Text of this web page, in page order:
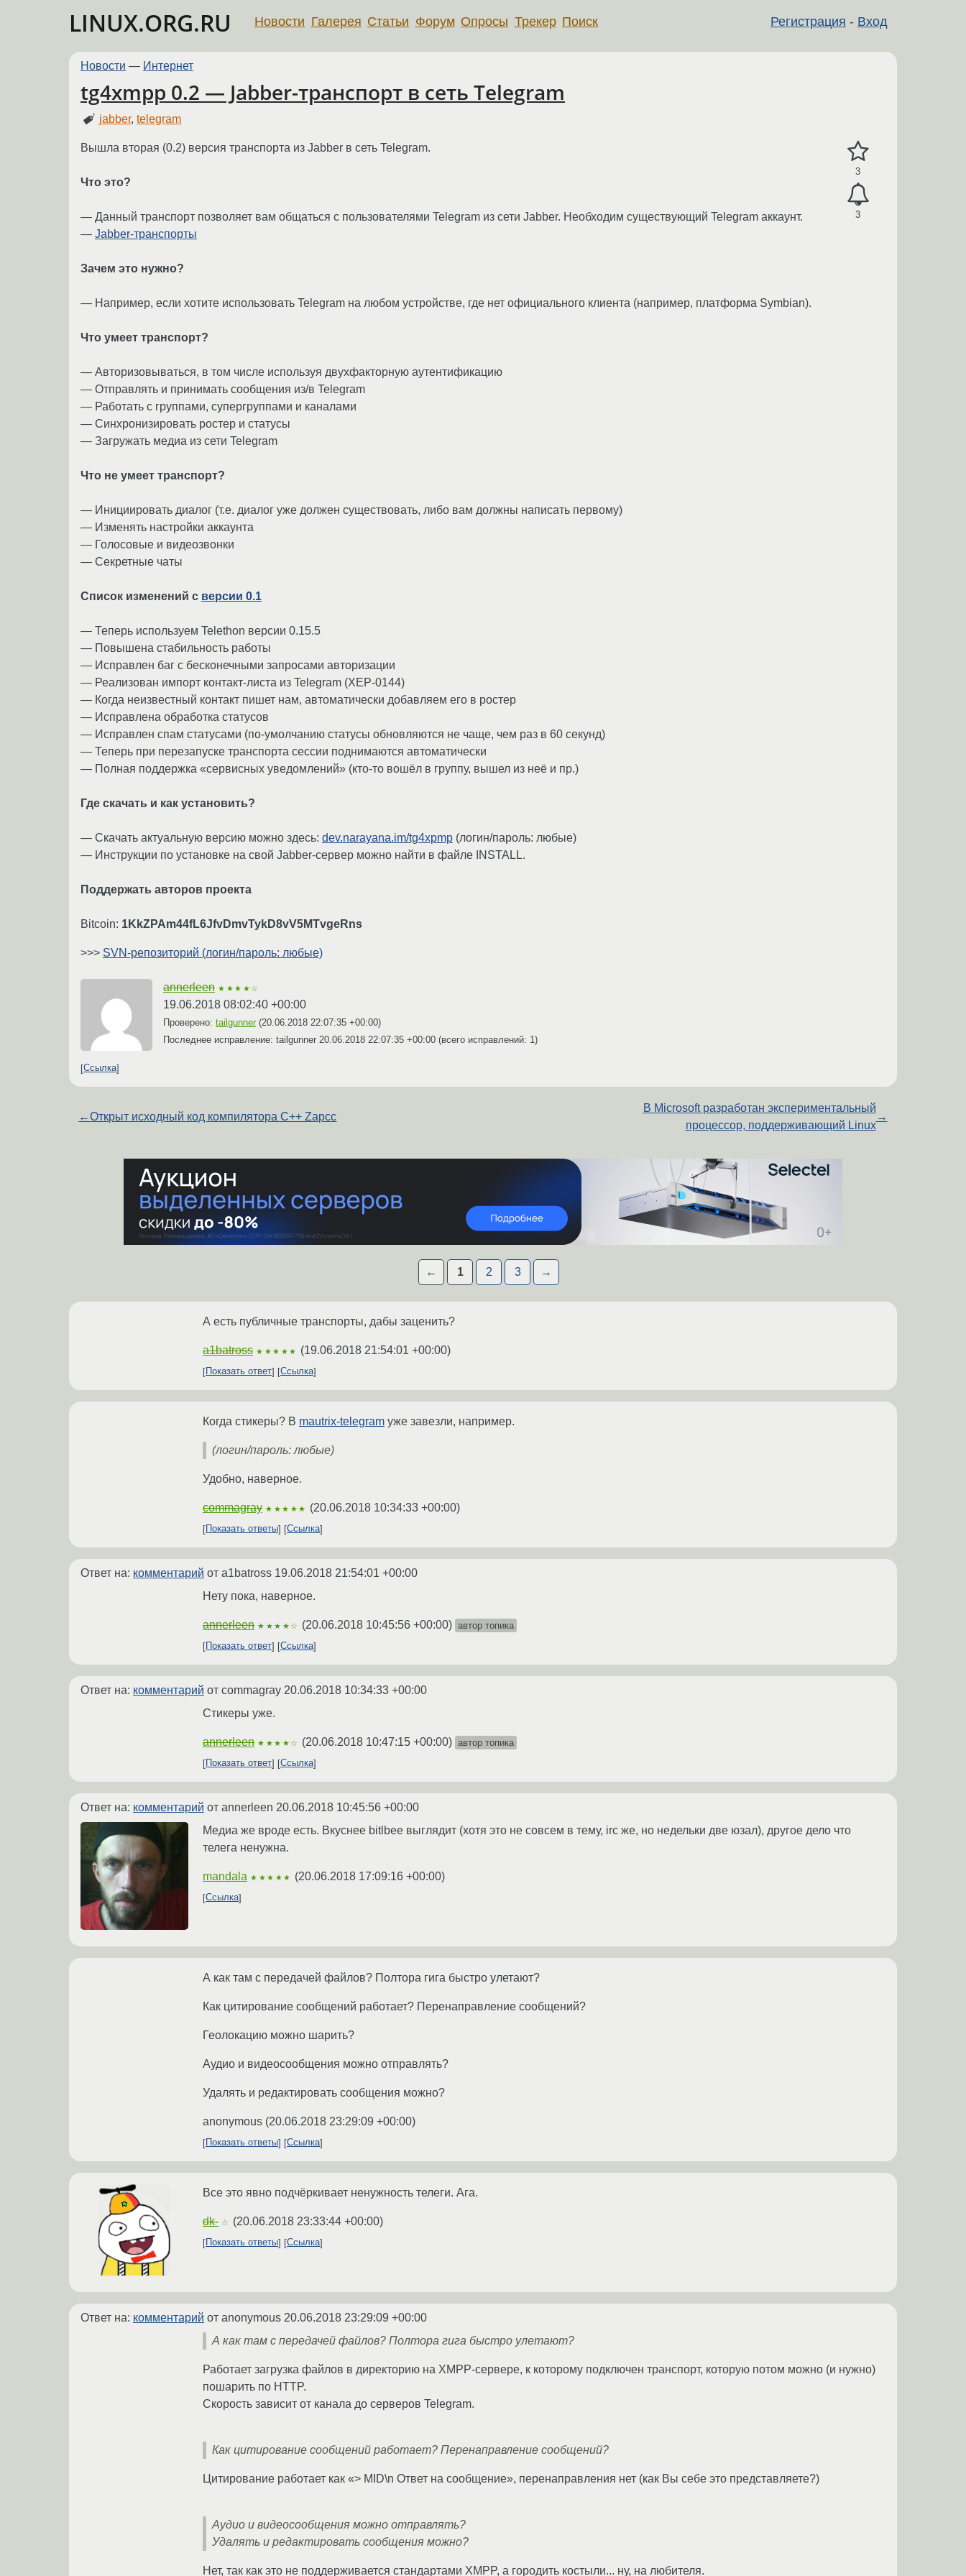
LINUX.ORG.RU Регистрация - Вход
Новости Галерея Статьи Форум Опросы Трекер Поиск
Новости — Интернет
tg4xmpp 0.2 — Jabber-транспорт в сеть Telegram
jabber,telegram
3
3
Вышла вторая (0.2) версия транспорта из Jabber в сеть Telegram.
Что это?
— Данный транспорт позволяет вам общаться с пользователями Telegram из сети Jabber. Необходим существующий Telegram аккаунт.
— Jabber-транспорты
Зачем это нужно?
— Например, если хотите использовать Telegram на любом устройстве, где нет официального клиента (например, платформа Symbian).
Что умеет транспорт?
­— Авторизовываться, в том числе используя двухфакторную аутентификацию
— Отправлять и принимать сообщения из/в Telegram
— Работать с группами, супергруппами и каналами
— Синхронизировать ростер и статусы
— Загружать медиа из сети Telegram
Что не умеет транспорт?
— Инициировать диалог (т.е. диалог уже должен существовать, либо вам должны написать первому)
— Изменять настройки аккаунта
— Голосовые и видеозвонки
— Секретные чаты
Список изменений с версии 0.1
— Теперь используем Telethon версии 0.15.5
— Повышена стабильность работы
­— Исправлен баг с бесконечными запросами авторизации
— Реализован импорт контакт-листа из Telegram (XEP-0144)
— Когда неизвестный контакт пишет нам, автоматически добавляем его в ростер
— Исправлена обработка статусов
— Исправлен спам статусами (по-умолчанию статусы обновляются не чаще, чем раз в 60 секунд)
— Теперь при перезапуске транспорта сессии поднимаются автоматически
— Полная поддержка «сервисных уведомлений» (кто-то вошёл в группу, вышел из неё и пр.)
Где скачать и как установить?
— Скачать актуальную версию можно здесь: dev.narayana.im/tg4xpmp (логин/пароль: любые)
— Инструкции по установке на свой Jabber-сервер можно найти в файле INSTALL.
Поддержать авторов проекта
Bitcoin: 1KkZPAm44fL6JfvDmvTykD8vV5MTvgeRns
>>> SVN-репозиторий (логин/пароль: любые)
annerleen ★★★★☆
19.06.2018 08:02:40 +00:00
Проверено: tailgunner(20.06.2018 22:07:35 +00:00)
Последнее исправление: tailgunner 20.06.2018 22:07:35 +00:00 (всего исправлений: 1)
Ссылка
←Открыт исходный код компилятора C++ Zapcc
В Microsoft разработан экспериментальный
процессор, поддерживающий Linux
→
← 1 2 3 →
А есть публичные транспорты, дабы заценить?
a1batross ★★★★★ (19.06.2018 21:54:01 +00:00)
Показать ответ Ссылка
Когда стикеры? В mautrix-telegram уже завезли, например.
(логин/пароль: любые)
Удобно, наверное.
commagray ★★★★★ (20.06.2018 10:34:33 +00:00)
Показать ответы Ссылка
Ответ на: комментарий от a1batross 19.06.2018 21:54:01 +00:00
Нету пока, наверное.
annerleen ★★★★☆ (20.06.2018 10:45:56 +00:00) автор топика
Показать ответ
Ссылка
Ответ на: комментарий от commagray 20.06.2018 10:34:33 +00:00
Стикеры уже.
annerleen ★★★★☆ (20.06.2018 10:47:15 +00:00) автор топика
Показать ответ
Ссылка
Ответ на: комментарий от annerleen 20.06.2018 10:45:56 +00:00
Медиа же вроде есть. Вкуснее bitlbee выглядит (хотя это не совсем в тему, irc же, но недельки две юзал), другое дело что
телега ненужна.
mandala ★★★★★ (20.06.2018 17:09:16 +00:00)
Ссылка
А как там с передачей файлов? Полтора гига быстро улетают?
Как цитирование сообщений работает? Перенаправление сообщений?
Геолокацию можно шарить?
Аудио и видеосообщения можно отправлять?
Удалять и редактировать сообщения можно?
anonymous (20.06.2018 23:29:09 +00:00)
Показать ответы Ссылка
Все это явно подчёркивает ненужность телеги. Ага.
dk- ☆ (20.06.2018 23:33:44 +00:00)
Показать ответы Ссылка
Ответ на: комментарий от anonymous 20.06.2018 23:29:09 +00:00
А как там с передачей файлов? Полтора гига быстро улетают?
Работает загрузка файлов в директорию на XMPP-сервере, к которому подключен транспорт, которую потом можно (и нужно)
пошарить по HTTP.
Скорость зависит от канала до серверов Telegram.
Как цитирование сообщений работает? Перенаправление сообщений?
Цитирование работает как «> MID\n Ответ на сообщение», перенаправления нет (как Вы себе это представляете?)
Аудио и видеосообщения можно отправлять?
Удалять и редактировать сообщения можно?
Нет, так как это не поддерживается стандартами XMPP, а городить костыли... ну, на любителя.